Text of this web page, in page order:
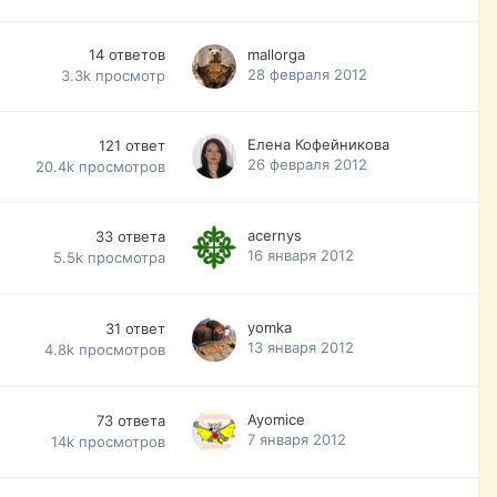
14 ответов
3.3k просмотр
mallorga
28 февраля 2012
121 ответ
20.4k просмотров
Елена Кофейникова
26 февраля 2012
33 ответа
5.5k просмотра
acernys
16 января 2012
31 ответ
4.8k просмотров
yomka
13 января 2012
73 ответа
14k просмотров
Ayomice
7 января 2012